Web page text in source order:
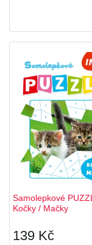
Samolepkové
Kočky / Mačky
139 Kč